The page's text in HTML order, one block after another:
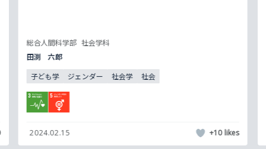
総合人間科学部 社会学科
田渕 六郎
子ども学
ジェンダー 社会学 社会
2024.02.15 +10